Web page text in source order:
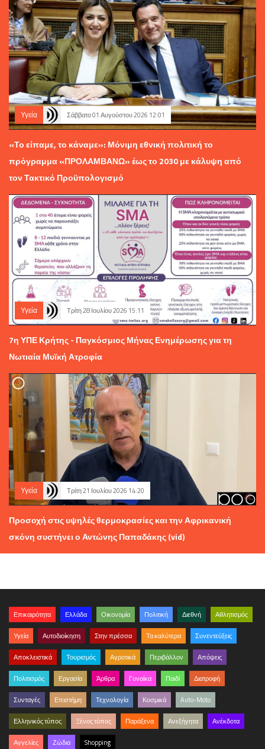
Υγεία Σάββατο 01 Αυγούστου 2026 12:01
«Το είπαμε, το κάναμε»: Μόνιμη εθνική πολιτική το
πρόγραμμα «ΠΡΟΛΑΜΒΑΝΩ» έως το 2030 με κάλυψη από
τον Τακτικό Προϋπολογισμό
Υγεία Τρίτη 28 Ιουλίου 2026 15:11
7η ΥΠΕ Κρήτης - Παγκόσμιος Μήνας Ενημέρωσης για τη
Νωτιαία Μυϊκή Ατροφία
Υγεία Τρίτη 21 Ιουλίου 2026 14:20
Προσοχή στις υψηλές θερμοκρασίες και την Αφρικανική
σκόνη συστήνει ο Αντώνης Παπαδάκης (vid)
Επικαιρότητα Ελλάδα Οικονομία Πολιτική Διεθνή Αθλητισμός
Υγεία Αυτοδιοίκηση Στην πρέσσα Τα καλύτερα Συνεντεύξεις
Αποκλειστικά Τουρισμός Αγροτικά Περιβάλλον Απόψεις
Πολιτισμός Εργασία Άρθρα Γυναίκα Παιδί Διατροφή
Συνταγές Επιστήμη Τεχνολογία Κοσμικά Auto-Moto
Ελληνικός τύπος Ξένος τύπος Παράξενα Ανεξήγητα Ανέκδοτα
Αγγελίες Ζώδια Shopping